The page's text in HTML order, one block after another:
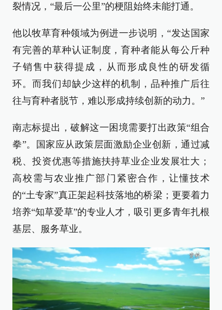
裂情况，“最后一公里”的梗阻始终未能打通。
他以牧草育种领域为例进一步说明，“发达国家
有完善的草种认证制度，育种者能从每公斤种
子销售中获得提成，从而形成良性的研发循
环。而我们却缺少这样的机制，品种推广后往
往与育种者脱节，难以形成持续创新的动力。”
南志标提出，破解这一困境需要打出政策“组合
拳”。国家应从政策层面激励企业创新，通过减
税、投资优惠等措施扶持草业企业发展壮大；
高校需与农业推广部门紧密合作，让懂技术
的“土专家”真正架起科技落地的桥梁；更要着力
培养“知草爱草”的专业人才，吸引更多青年扎根
基层、服务草业。